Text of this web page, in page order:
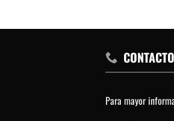
CONTACTO
Para mayor